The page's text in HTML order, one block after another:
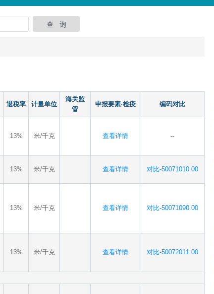
退税率 计量单位
海关监
管
申报要素·检疫 编码对比
13% 米/千克 查看详情 --
13% 米/千克 查看详情 对比-50071010.00
13% 米/千克 查看详情 对比-50071090.00
13% 米/千克 查看详情 对比-50072011.00